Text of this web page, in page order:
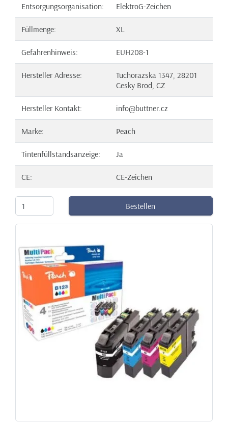
Entsorgungsorganisation: ElektroG-Zeichen
Füllmenge: XL
Gefahrenhinweis: EUH208-1
Hersteller Adresse:
Tuchorazska 1347, 28201
Cesky Brod, CZ
Hersteller Kontakt: info@buttner.cz
Marke: Peach
Tintenfüllstandsanzeige: Ja
CE: CE-Zeichen
Bestellen